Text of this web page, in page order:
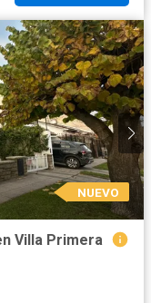
NUEVO
Villa Primera